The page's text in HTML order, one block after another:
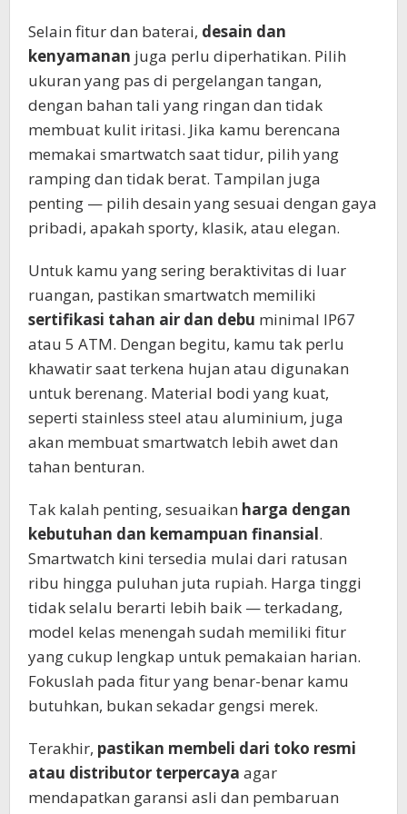
Selain fitur dan baterai, desain dan
kenyamanan juga perlu diperhatikan. Pilih
ukuran yang pas di pergelangan tangan,
dengan bahan tali yang ringan dan tidak
membuat kulit iritasi. Jika kamu berencana
memakai smartwatch saat tidur, pilih yang
ramping dan tidak berat. Tampilan juga
penting — pilih desain yang sesuai dengan gaya
pribadi, apakah sporty, klasik, atau elegan.
Untuk kamu yang sering beraktivitas di luar
ruangan, pastikan smartwatch memiliki
sertifikasi tahan air dan debu minimal IP67
atau 5 ATM. Dengan begitu, kamu tak perlu
khawatir saat terkena hujan atau digunakan
untuk berenang. Material bodi yang kuat,
seperti stainless steel atau aluminium, juga
akan membuat smartwatch lebih awet dan
tahan benturan.
Tak kalah penting, sesuaikan harga dengan
kebutuhan dan kemampuan finansial.
Smartwatch kini tersedia mulai dari ratusan
ribu hingga puluhan juta rupiah. Harga tinggi
tidak selalu berarti lebih baik — terkadang,
model kelas menengah sudah memiliki fitur
yang cukup lengkap untuk pemakaian harian.
Fokuslah pada fitur yang benar-benar kamu
butuhkan, bukan sekadar gengsi merek.
Terakhir, pastikan membeli dari toko resmi
atau distributor terpercaya agar
mendapatkan garansi asli dan pembaruan